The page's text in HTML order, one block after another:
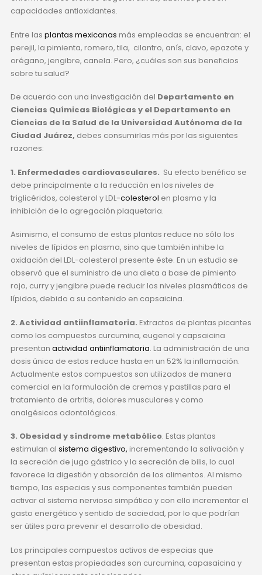
capacidades antioxidantes.
Entre las plantas mexicanas más empleadas se encuentran: el
perejil, la pimienta, romero, tila, cilantro, anís, clavo, epazote y
orégano, jengibre, canela. Pero, ¿cuáles son sus beneficios
sobre tu salud?
De acuerdo con una investigación del Departamento en
Ciencias Químicas Biológicas y el Departamento en
Ciencias de la Salud de la Universidad Autónoma de la
Ciudad Juárez, debes consumirlas más por las siguientes
razones:
1. Enfermedades cardiovasculares. Su efecto benéfico se
debe principalmente a la reducción en los niveles de
triglicéridos, colesterol y LDL-colesterol en plasma y la
inhibición de la agregación plaquetaria.
Asimismo, el consumo de estas plantas reduce no sólo los
niveles de lípidos en plasma, sino que también inhibe la
oxidación del LDL-colesterol presente éste. En un estudio se
observó que el suministro de una dieta a base de pimiento
rojo, curry y jengibre puede reducir los niveles plasmáticos de
lípidos, debido a su contenido en capsaicina.
2. Actividad antiinflamatoria. Extractos de plantas picantes
como los compuestos curcumina, eugenol y capsaicina
presentan actividad antiinflamatoria. La administración de una
dosis única de estos reduce hasta en un 52% la inflamación.
Actualmente estos compuestos son utilizados de manera
comercial en la formulación de cremas y pastillas para el
tratamiento de artritis, dolores musculares y como
analgésicos odontológicos.
3. Obesidad y síndrome metabólico. Estas plantas
estimulan al sistema digestivo, incrementando la salivación y
la secreción de jugo gástrico y la secreción de bilis, lo cual
favorece la digestión y absorción de los alimentos. Al mismo
tiempo, las especias y sus componentes también pueden
activar al sistema nervioso simpático y con ello incrementar el
gasto energético y sentido de saciedad, por lo que podrían
ser útiles para prevenir el desarrollo de obesidad.
Los principales compuestos activos de especias que
presentan estas propiedades son curcumina, capasaicina y